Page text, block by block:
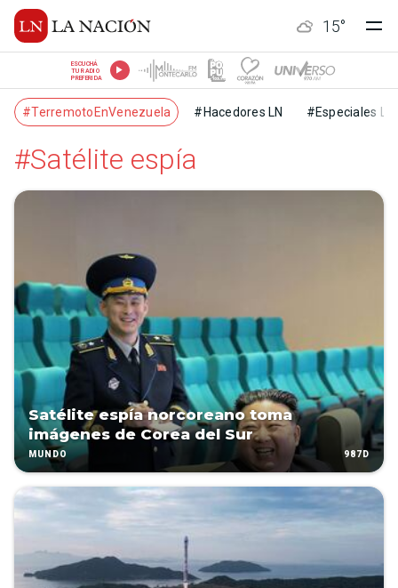
15°
ESCUCHÁ
TU RADIO
PREFERIDA
#TerremotoEnVenezuela #Hacedores LN #Especiales LN
#Satélite espía
Satélite espía norcoreano toma
imágenes de Corea del Sur
MUNDO 987D